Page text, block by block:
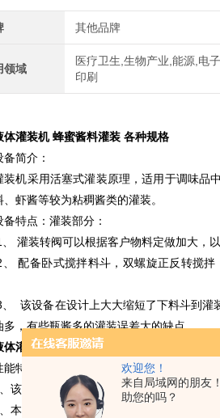
欢迎您！
来自局域网的朋友
助您的吗？
其他品牌
领域
医疗卫生,生物产业,能源,电
印刷
体灌装机 蜂蜜酱料灌装 各种规格
备简介：
装机采用活塞式灌装原理，适用于调味品
、虾酱等较为粘稠酱类的灌装。
备特点：灌装部分：
、 灌装转阀可以根据客户物料定做加大，
、 配备卧式搅拌料斗，双螺旋正反转搅
、 该设备在设计上大大缩短了下料斗到灌
多，有些瓶酱多的灌装误差大的缺点。
体灌装机 蜂蜜酱料灌装 各种规格
能特点
该机为全自动酱类灌装机，配有自动搅拌
本机辅料添加料可调，方便，提高自动化